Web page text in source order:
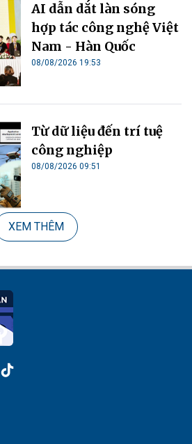
AI dẫn dắt làn sóng
hợp tác công nghệ Việt
Nam - Hàn Quốc
08/08/2026 19:53
Từ dữ liệu đến trí tuệ
công nghiệp
08/08/2026 09:51
XEM THÊM